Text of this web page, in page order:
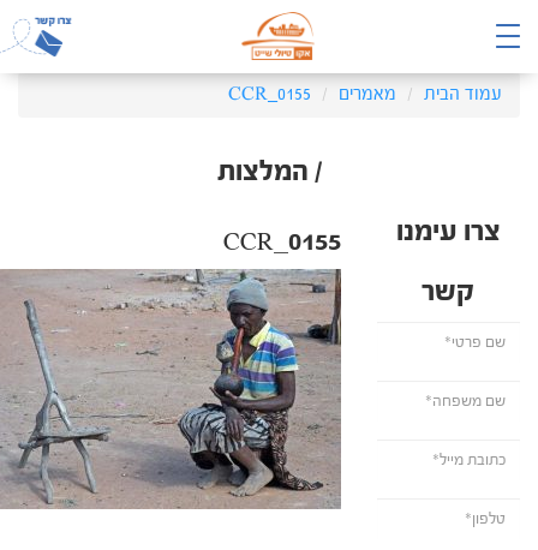
עמוד הבית מאמרים CCR_0155
/ המלצות
צרו עימנו
קשר
CCR_0155